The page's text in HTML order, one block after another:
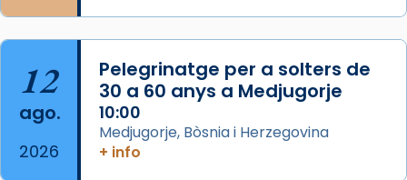
Acompanyant la història de sant Cugat, a
partir de l’Edat Mitjana sorgeix la tradició
que les santes Juliana (“relatiu a Júlia”) i
Semproniana (“relatiu a Semprònia =
eterna”) són deixebles seves. I l’any 1667, el
frare Joan Gaspar Roig, afirma en una obra
12
ago.
2026
Pelegrinatge per a solters de
30 a 60 anys a Medjugorje
10:00
Medjugorje, Bòsnia i Herzegovina
+ info